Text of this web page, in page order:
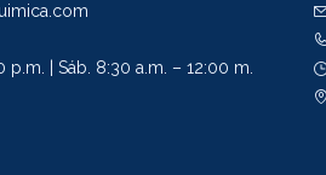
p.m. | Sáb. 8:30 a.m. – 12:00 m.